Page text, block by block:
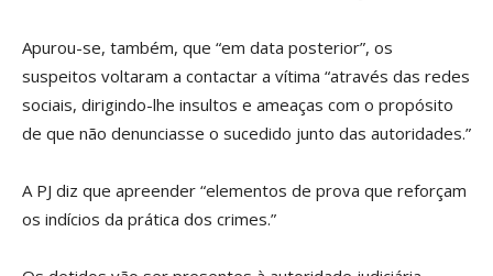
Apurou-se, também, que “em data posterior”, os
suspeitos voltaram a contactar a vítima “através das redes
sociais, dirigindo-lhe insultos e ameaças com o propósito
de que não denunciasse o sucedido junto das autoridades.”
A PJ diz que apreender “elementos de prova que reforçam
os indícios da prática dos crimes.”